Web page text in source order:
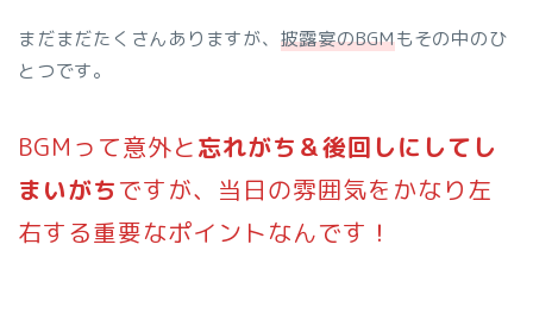
まだまだたくさんありますが、 披露宴のBGMもその中のひ
とつです。
BGMって意外と忘れがち＆後回しにしてし
まいがちですが、当日の雰囲気をかなり左
右する重要なポイントなんです！